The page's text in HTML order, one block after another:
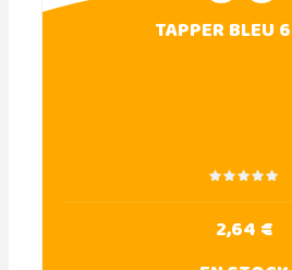
TAPPER BLEU
2,64 €